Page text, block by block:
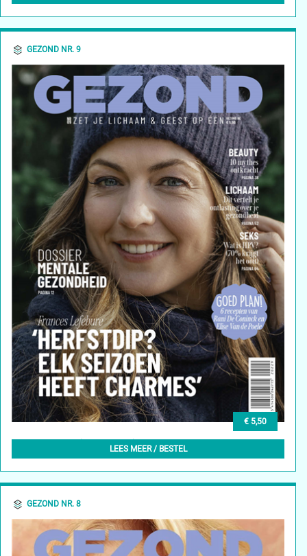
GEZOND NR. 9
€ 5,50
GEZOND NR. 9 (HERFST 2022) - 23/09/2022
LEES MEER / BESTEL
GEZOND NR. 8